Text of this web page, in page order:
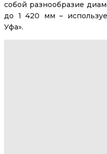
собой разнообразие
до 1 420 мм –
Уфа».